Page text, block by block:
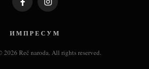
FacebookInstagram
И М П Р Е С У М
Reč naroda. All rights reserved.